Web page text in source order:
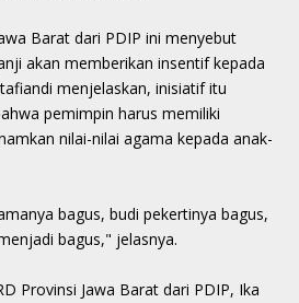
Barat dari PDIP ini menyebut
akan memberikan insentif kepada
menjelaskan, inisiatif itu
pemimpin harus memiliki
nilai-nilai agama kepada anak-
bagus, budi pekertinya bagus,
bagus," jelasnya.
Provinsi Jawa Barat dari PDIP, Ika